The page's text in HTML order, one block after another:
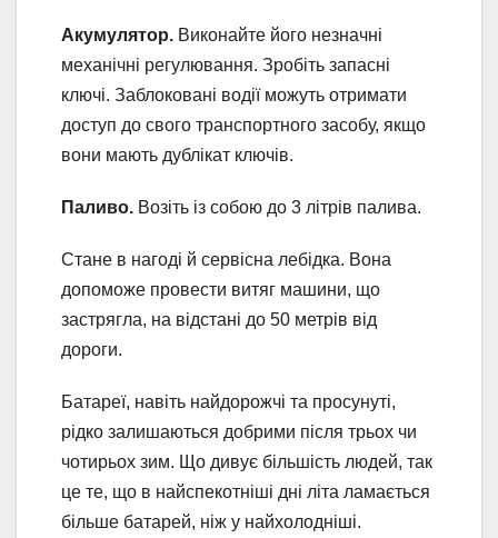
Акумулятор. Виконайте його незначні
механічні регулювання. Зробіть запасні
ключі. Заблоковані водії можуть отримати
доступ до свого транспортного засобу, якщо
вони мають дублікат ключів.
Паливо. Возіть із собою до 3 літрів палива.
Стане в нагоді й сервісна лебідка. Вона
допоможе провести витяг машини, що
застрягла, на відстані до 50 метрів від
дороги.
Батареї, навіть найдорожчі та просунуті,
рідко залишаються добрими після трьох чи
чотирьох зим. Що дивує більшість людей, так
це те, що в найспекотніші дні літа ламається
більше батарей, ніж у найхолодніші.